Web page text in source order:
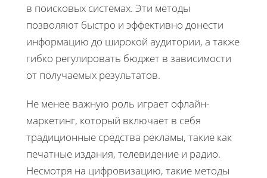
в поисковых системах. Эти методы
позволяют быстро и эффективно донести
информацию до широкой аудитории, а также
гибко регулировать бюджет в зависимости
от получаемых результатов.
Не менее важную роль играет офлайн-
маркетинг, который включает в себя
традиционные средства рекламы, такие как
печатные издания, телевидение и радио.
Несмотря на цифровизацию, такие методы